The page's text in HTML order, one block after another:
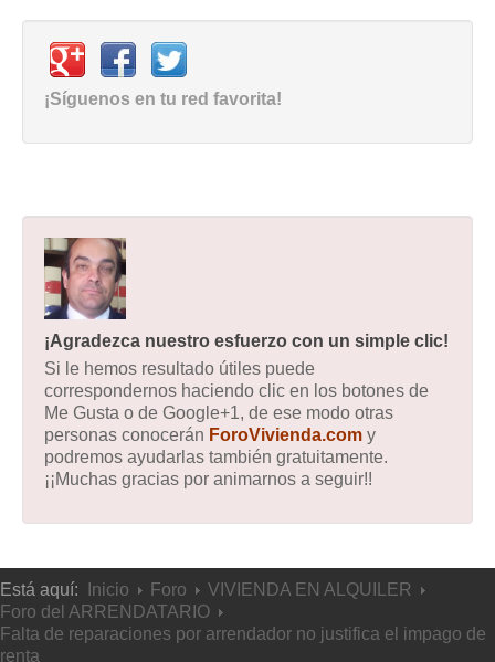
¡Síguenos en tu red favorita!
¡Agradezca nuestro esfuerzo con un simple clic!
Si le hemos resultado útiles puede
correspondernos haciendo clic en los botones de
Me Gusta o de Google+1, de ese modo otras
personas conocerán ForoVivienda.com y
podremos ayudarlas también gratuitamente.
¡¡Muchas gracias por animarnos a seguir!!
Está aquí: Inicio Foro
VIVIENDA EN ALQUILER
Foro del ARRENDATARIO
Falta de reparaciones por arrendador no justifica el impago de
renta